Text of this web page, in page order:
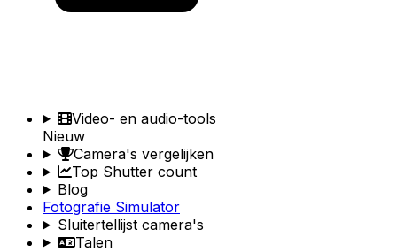
Video- en audio-tools
Nieuw
Camera's vergelijken
Top Shutter count
Blog
Fotografie Simulator
Sluitertellijst camera's
Talen